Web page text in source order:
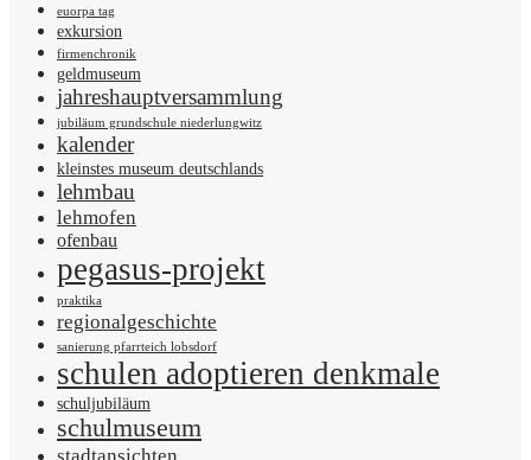
euorpa tag
exkursion
firmenchronik
geldmuseum
jahreshauptversammlung
jubiläum grundschule niederlungwitz
kalender
kleinstes museum deutschlands
lehmbau
lehmofen
ofenbau
pegasus-projekt
praktika
regionalgeschichte
sanierung pfarrteich lobsdorf
schulen adoptieren denkmale
schuljubiläum
schulmuseum